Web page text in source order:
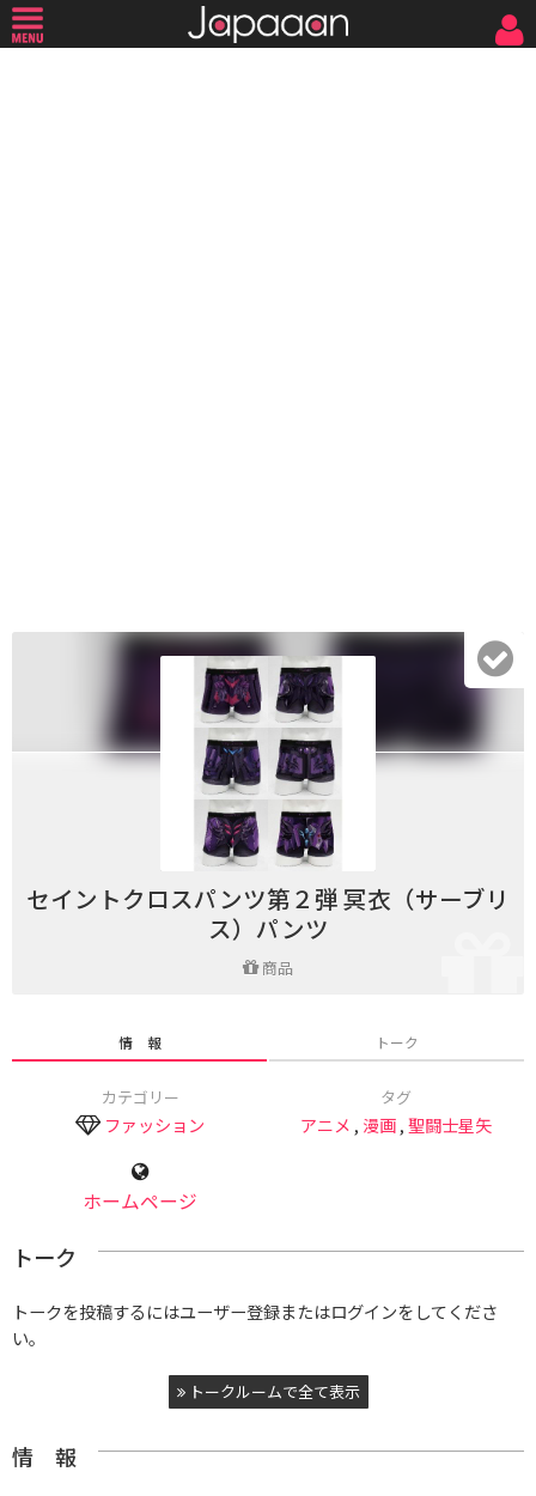
セイントクロスパンツ第２弾 冥衣（サーブリ
ス）パンツ
商品
情 報 トーク
カテゴリー
ファッション
タグ
アニメ , 漫画,聖闘士星矢
ホームページ
トーク
トークを投稿するにはユーザー登録またはログインをしてくださ
い。
トークルームで全て表示
情 報